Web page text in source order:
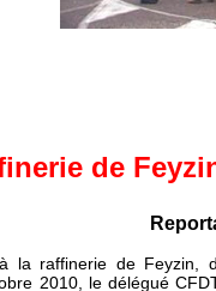
de
la raffinerie de
2010, le délégué